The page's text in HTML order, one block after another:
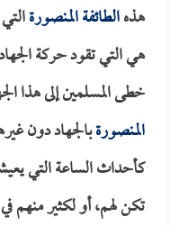
هذهالطائفة المنصورة
هي التي تقود حركة
خطى المسلمين إلى هذا
المنصورةبالجهاد دون
كأحداث الساعة التي
تكن لهم، أو لكثير